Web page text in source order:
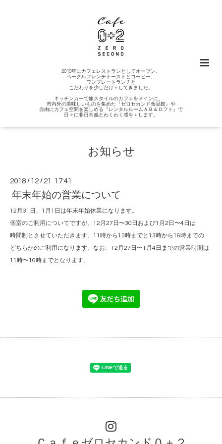
2010年にカフェレストランとしてオープン。
ベーグルフレンチトーストとコーヒー、
ワンプレートランチと
こだわりを少しだけ＋してきました。
キッチンカーで旅スタイルのカフェをメインに、
市内外の美味しいものを集めた『ゼロセカンド食品館』や
自由にカフェ空間を楽しめる『レンタルルームＡＢ＆ロフト』で
日々に非日常感とわくわく感を＋します。
お知らせ
2018 / 12 / 21 17:41
年末年始の営業について
12月31日、1月1日は年末年始休業になります。
個室のご利用についてですが、12月27日〜30日および1月2日〜4日は
時間制とさせていただきます。11時から13時までと13時から16時までの
どちらかのご利用になります。なお、12月27日〜1月4日までの営業時間は
11時〜16時までとなります。